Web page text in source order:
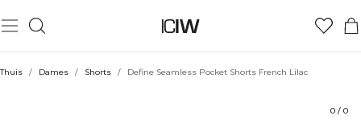
Thuis / Dames / Shorts / Define Seamless Pocket Shorts French Lilac
0 / 0